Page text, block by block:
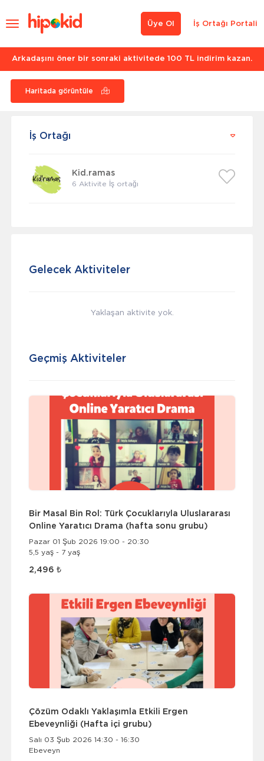
İş Ortağı Portali
Üye Ol
Arkadaşını öner bir sonraki aktivitede 100 TL indirim kazan.
Haritada görüntüle
İş Ortağı
Kid.ramas
6 Aktivite İş ortağı
Gelecek Aktiviteler
Yaklaşan aktivite yok.
Geçmiş Aktiviteler
Bir Masal Bin Rol: Türk Çocuklarıyla Uluslararası
Online Yaratıcı Drama (hafta sonu grubu)
Pazar 01 Şub 2026 19:00 - 20:30
5,5 yaş - 7 yaş
2,496 ₺
Çözüm Odaklı Yaklaşımla Etkili Ergen
Ebeveynliği (Hafta içi grubu)
Salı 03 Şub 2026 14:30 - 16:30
Ebeveyn